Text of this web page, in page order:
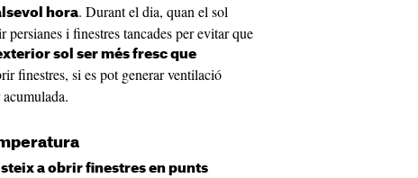
hora. Durant el dia, quan el sol
i finestres tancades per evitar que
sol ser més fresc que
finestres, si es pot generar ventilació
a obrir finestres en punts